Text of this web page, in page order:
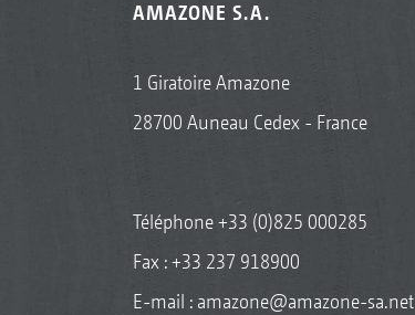
AMAZONE S.A.
1 Giratoire Amazone
28700 Auneau Cedex - France
Téléphone+33 (0)825 000285
Fax : +33 237 918900
E-mail : amazone@amazone-sa.net